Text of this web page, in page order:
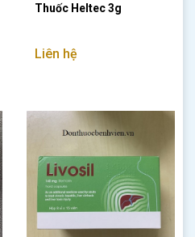
Thuốc Heltec 3g
Liên hệ